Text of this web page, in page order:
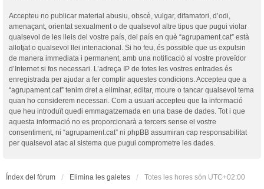
Accepteu no publicar material abusiu, obscè, vulgar, difamatori, d’odi,
amenaçant, orientat sexualment o de qualsevol altre tipus que pugui violar
qualsevol de les lleis del vostre país, del país en què “agrupament.cat” està
allotjat o qualsevol llei intenacional. Si ho feu, és possible que us expulsin
de manera immediata i permanent, amb una notificació al vostre proveïdor
d’Internet si fos necessari. L’adreça IP de totes les vostres entrades és
enregistrada per ajudar a fer complir aquestes condicions. Accepteu que a
“agrupament.cat” tenim dret a eliminar, editar, moure o tancar qualsevol tema
quan ho considerem necessari. Com a usuari accepteu que la informació
que heu introduït quedi emmagatzemada en una base de dades. Tot i que
aquesta informació no es proporcionarà a tercers sense el vostre
consentiment, ni “agrupament.cat” ni phpBB assumiran cap responsabilitat
per qualsevol atac al sistema que pugui comprometre les dades.
Índex del fòrum Elimina les galetes Totes les hores són UTC+02:00